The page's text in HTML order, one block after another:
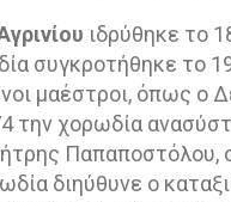
ιδρύθηκε το
συγκροτήθηκε το
μαέστροι, όπως ο
την χορωδία
Παπαποστόλου,
διηύθυνε ο